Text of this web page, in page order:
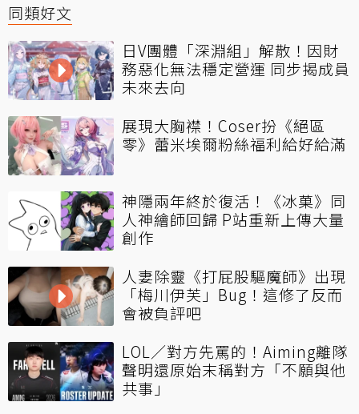
同類好文
日V團體「深淵組」解散！因財
務惡化無法穩定營運 同步揭成員
未來去向
展現大胸襟！Coser扮《絕區
零》蕾米埃爾粉絲福利給好給滿
神隱兩年終於復活！《冰菓》同
人神繪師回歸 P站重新上傳大量
創作
人妻除靈《打屁股驅魔師》出現
「梅川伊芙」Bug！這修了反而
會被負評吧
LOL／對方先罵的！Aiming離隊
聲明還原始末稱對方「不願與他
共事」